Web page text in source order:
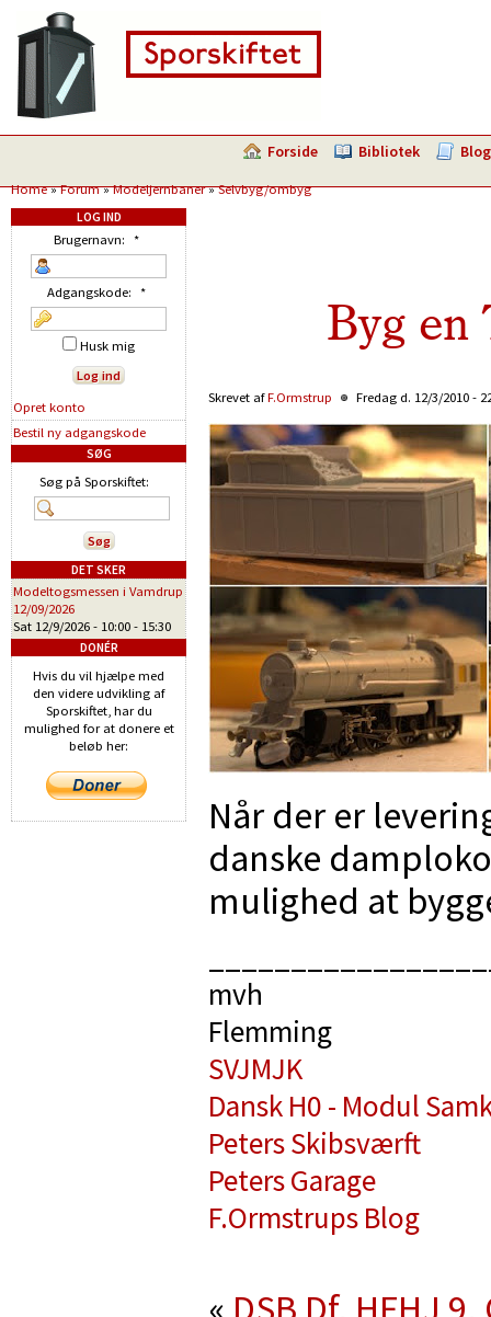
Forside Bibliotek Blog
Home»Forum»Modeljernbaner»Selvbyg/ombyg
Byg en
Skrevet afF.Ormstrup Fredag d. 12/3/2010 -
Når der er
danske
mulighed at
mvh
Flemming
SVJMJK
Dansk H0 - Modul
Peters Skibsværft
Peters Garage
F.Ormstrups Blog
LOG IND
Brugernavn: *
Adgangskode: *
Husk mig
Opret konto
Bestil ny adgangskode
SØG
Søg på Sporskiftet:
DET SKER
Modeltogsmessen i Vamdrup
12/09/2026
Sat 12/9/2026 - 10:00 - 15:30
DONÉR
Hvis du vil hjælpe med
den videre udvikling af
Sporskiftet, har du
mulighed for at donere et
beløb her: